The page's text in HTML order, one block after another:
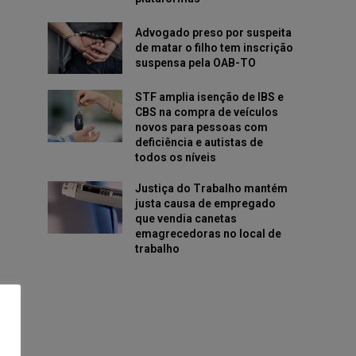
Advogado preso por suspeita
de matar o filho tem inscrição
suspensa pela OAB-TO
STF amplia isenção de IBS e
CBS na compra de veículos
novos para pessoas com
deficiência e autistas de
todos os níveis
Justiça do Trabalho mantém
justa causa de empregado
que vendia canetas
emagrecedoras no local de
trabalho